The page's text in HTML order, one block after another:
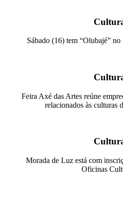
Sábado (16) tem “Olubajé”
Feira Axé das Artes reúne
relacionados às culturas
Morada de Luz está com
Oficinas